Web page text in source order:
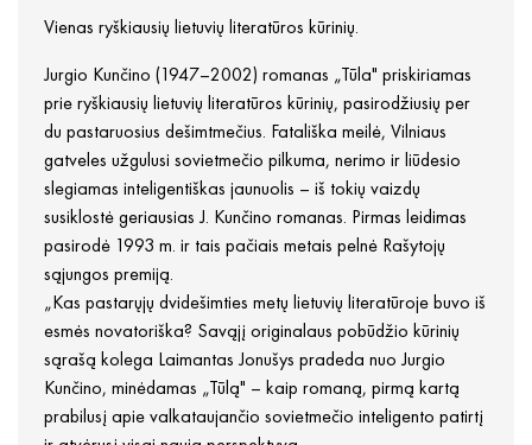
Vienas ryškiausių lietuvių literatūros kūrinių.
Jurgio Kunčino (1947–2002) romanas „Tūla" priskiriamas
prie ryškiausių lietuvių literatūros kūrinių, pasirodžiusių per
du pastaruosius dešimtmečius. Fatališka meilė, Vilniaus
gatveles užgulusi sovietmečio pilkuma, nerimo ir liūdesio
slegiamas inteligentiškas jaunuolis – iš tokių vaizdų
susiklostė geriausias J. Kunčino romanas. Pirmas leidimas
pasirodė 1993 m. ir tais pačiais metais pelnė Rašytojų
sąjungos premiją.
„Kas pastarųjų dvidešimties metų lietuvių literatūroje buvo iš
esmės novatoriška? Savąjį originalaus pobūdžio kūrinių
sąrašą kolega Laimantas Jonušys pradeda nuo Jurgio
Kunčino, minėdamas „Tūlą" – kaip romaną, pirmą kartą
prabilusį apie valkataujančio sovietmečio inteligento patirtį